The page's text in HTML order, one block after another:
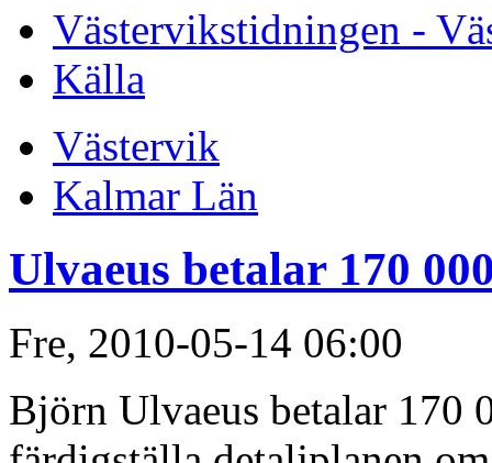
Västervikstidningen -
Källa
Västervik
Kalmar Län
Ulvaeus betalar 170
Fre, 2010-05-14 06:00
Björn Ulvaeus betalar 170